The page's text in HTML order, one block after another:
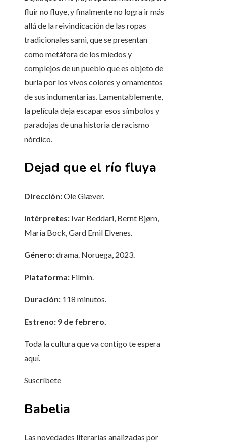
fluir no fluye, y finalmente no logra ir más
allá de la reivindicación de las ropas
tradicionales sami, que se presentan
como metáfora de los miedos y
complejos de un pueblo que es objeto de
burla por los vivos colores y ornamentos
de sus indumentarias. Lamentablemente,
la película deja escapar esos símbolos y
paradojas de una historia de racismo
nórdico.
Dejad que el río fluya
Dirección:Ole Giæver.
Intérpretes: Ivar Beddari, Bernt Bjørn,
Maria Bock, Gard Emil Elvenes.
Género:drama. Noruega, 2023.
Plataforma: Filmin.
Duración: 118 minutos.
Estreno: 9 de febrero.
Toda la cultura que va contigo te espera
aquí.
Suscríbete
Babelia
Las novedades literarias analizadas por